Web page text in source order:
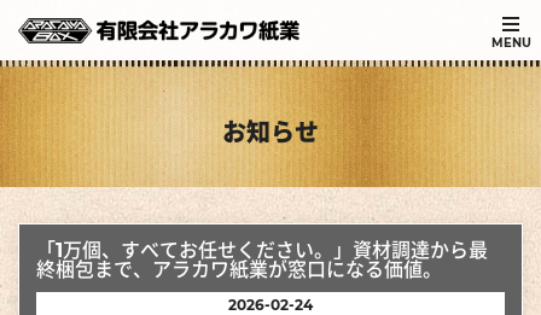
MENU
お知らせ
「1万個、すべてお任せください。」資材調達から最
終梱包まで、アラカワ紙業が窓口になる価値。
2026-02-24